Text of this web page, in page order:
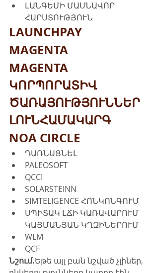
ԼԱՆԳԵՄԻ ՄԱՍՆԱՎՈՐ
ՀԱՐՍՏՈՒԹՅՈՒՆ
LAUNCHPAY
MAGENTA
MAGENTA
ԿՈՐՊՈՐԱՏԻՎ
ԾԱՌԱՅՈՒԹՅՈՒՆՆԵՐ
ԼՈՒՆՀԱՄԱԿԱՐԳ
NOA CIRCLE
ԴԱՌՆԱՑՆԵԼ
PALEOSOFT
QCCI
SOLARSTEINN
SIMTELIGENCE ՀՈՆԿՈՆԳՈՒՄ
ՍՊԻՏԱԿ ԼՃԻ ԿԱՌԱՎԱՐՈՒՄ
ԿԱՅՄԱՆՅԱՆ ԿՂԶԻՆԵՐՈՒՄ
WLM
QCF
Նշում.Եթե այլ բան նշված չլիներ,